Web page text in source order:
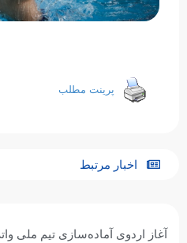
پرینت مطلب
اخبار مرتبط
تیم ملی واترپلوی جوانان ایران با